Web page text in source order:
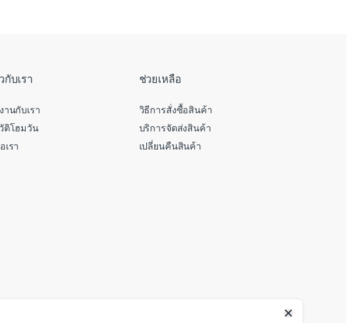
กับเรา
านกับเรา
ติโฮมวัน
เรา
ช่วยเหลือ
วิธีการสั่งซื้อสินค้า
บริการจัดส่งสินค้า
เปลี่ยนคืนสินค้า